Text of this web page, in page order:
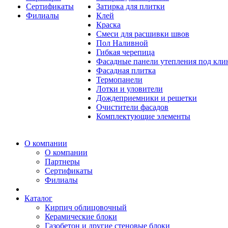
Сертификаты
Филиалы
Затирка для плитки
Клей
Краска
Смеси для расшивки швов
Пол Наливной
Гибкая черепица
Фасадные панели утепления под
Фасадная плитка
Термопанели
Лотки и уловители
Дождеприемники и решетки
Очистители фасадов
Комплектующие элементы
О компании
О компании
Партнеры
Сертификаты
Филиалы
Каталог
Кирпич облицовочный
Керамические блоки
Газобетон и другие стеновые блоки